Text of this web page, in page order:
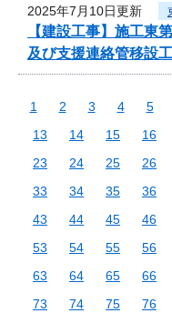
2025年7月10日更新
【建設工事】施工東
及び支援連絡管移設
1 2 3 4 5
13
14 15 16
23
24 25 26
33
34 35 36
43
44 45 46
53
54 55 56
63
64 65 66
73
74 75 76